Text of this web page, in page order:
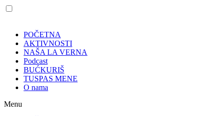
POČETNA
AKTIVNOSTI
NAŠA LA VERNA
Podcast
BUĆKURIŠ
TUSPAS MENE
O nama
Menu